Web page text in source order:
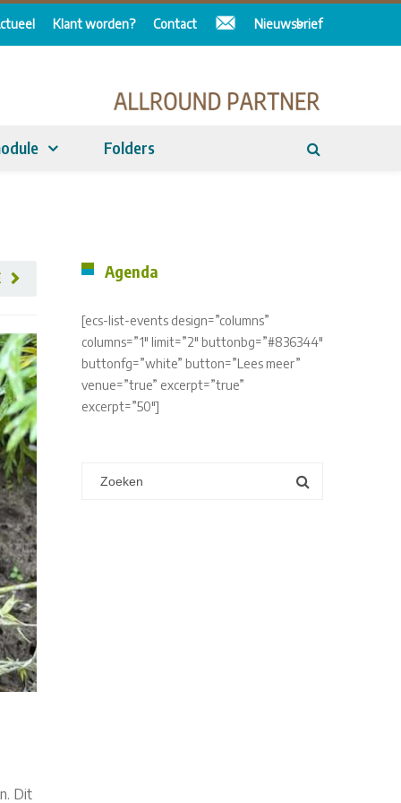
Klant worden? Contact Nieuwsbrief
Folders
Dit
Agenda
[ecs-list-events design=”columns”
columns=”1″ limit=”2″ buttonbg=”#836344″
buttonfg=”white” button=”Lees meer”
venue=”true” excerpt=”true”
excerpt=”50″]